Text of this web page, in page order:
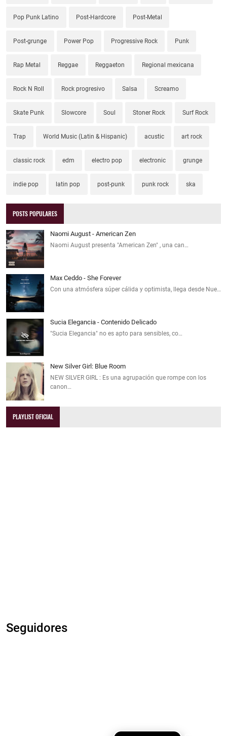
Pop Punk Latino Post-Hardcore Post-Metal
Post-grunge Power Pop Progressive Rock Punk
Rap Metal Reggae Reggaeton Regional mexicana
Rock N Roll Rock progresivo Salsa Screamo
Skate Punk Slowcore Soul Stoner Rock Surf Rock
Trap World Music (Latin & Hispanic) acustic art rock
classic rock edm electro pop electronic grunge
indie pop latin pop post-punk punk rock ska
POSTS POPULARES
Naomi August - American Zen
Naomi August presenta "American Zen" , una can…
Max Ceddo - She Forever
Con una atmósfera súper cálida y optimista, llega desde Nue…
Sucia Elegancia - Contenido Delicado
"Sucia Elegancia" no es apto para sensibles, co…
New Silver Girl: Blue Room
NEW SILVER GIRL : Es una agrupación que rompe con los
canon…
PLAYLIST OFICIAL
Seguidores